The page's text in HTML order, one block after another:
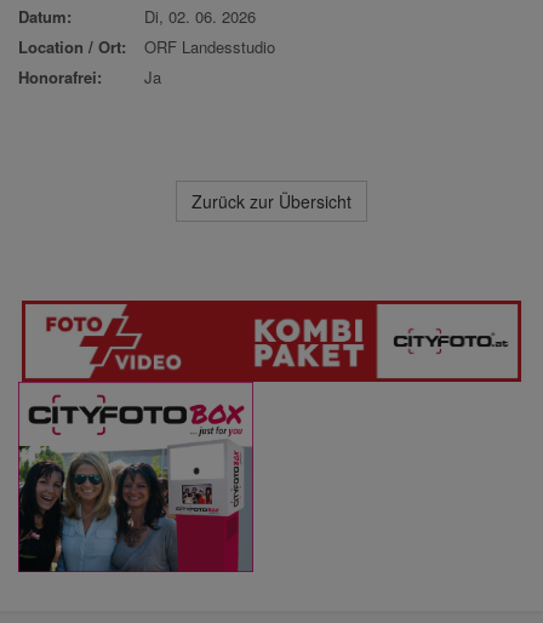
Datum:
Di, 02. 06. 2026
Location / Ort:
ORF Landesstudio
Honorafrei:
Ja
Zurück zur Übersicht